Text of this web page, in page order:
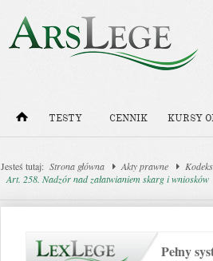
TESTY CENNIK KURSY
Jesteś tutaj: Strona główna Akty prawne
Art. 258. Nadzór nad załatwianiem skarg i wniosków
Pełny